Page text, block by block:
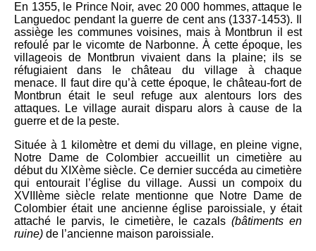
En 1355, le Prince Noir, avec 20 000 hommes, attaque le
Languedoc pendant la guerre de cent ans (1337-1453).
assiège les communes voisines, mais à Montbrun il est
refoulé par le vicomte de Narbonne. À cette époque, les
villageois de Montbrun vivaient dans la plaine; ils se
réfugiaient dans le château du village à chaque
menace.
Il faut dire qu’à cette époque, le château-fort de
Montbrun était le seul refuge aux alentours lors des
attaques. Le village aurait disparu alors à cause de la
guerre et de la peste.
Située à 1 kilomètre et demi du village, en pleine vigne,
Notre Dame de Colombier accueillit un cimetière au
début du XIXème siècle. Ce dernier succéda au cimetière
qui entourait l’église du village. Aussi un compoix du
XVIIIème siècle relate mentionne que Notre Dame de
Colombier était une ancienne église paroissiale, y était
attaché le parvis, le cimetière, le cazals(bâtiments en
ruine) de l’ancienne maison paroissiale.